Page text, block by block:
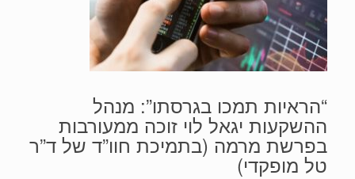
“הראיות תמכו בגרסתו”: מנהל
ההשקעות יגאל לוי זוכה ממעורבות
בפרשת מרמה (בתמיכת חוו”ד של ד”ר
טל מופקדי)